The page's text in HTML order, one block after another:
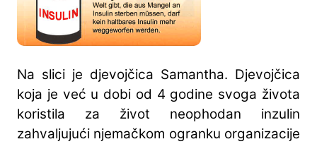
Na slici je djevojčica Samantha. Djevojčica
koja je već u dobi od 4 godine svoga života
koristila za život neophodan inzulin
zahvaljujući njemačkom ogranku organizacije